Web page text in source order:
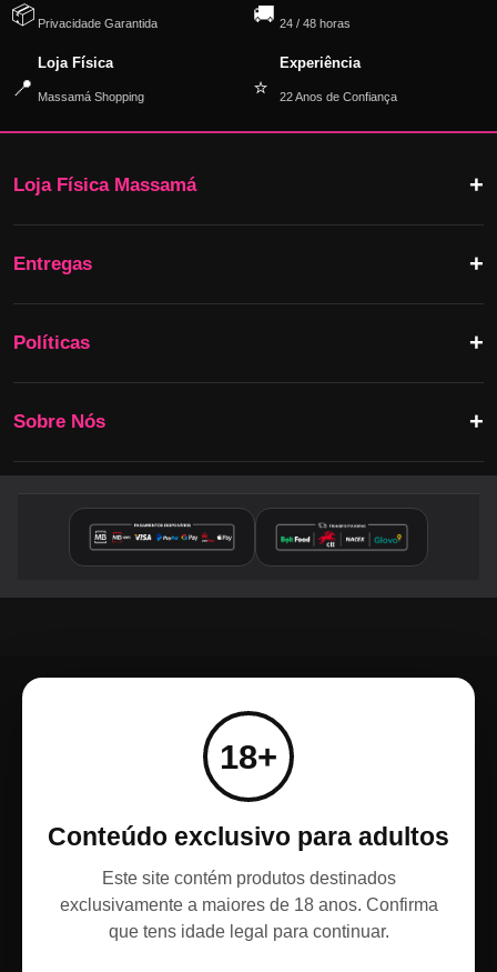
📦 Privacidade Garantida 🚚 24 / 48 horas
📍
Loja Física
Massamá Shopping ⭐
Experiência
22 Anos de Confiança
Loja Física Massamá
Entregas
Políticas
Sobre Nós
18+
Conteúdo exclusivo para adultos
Este site contém produtos destinados
exclusivamente a maiores de 18 anos. Confirma
que tens idade legal para continuar.